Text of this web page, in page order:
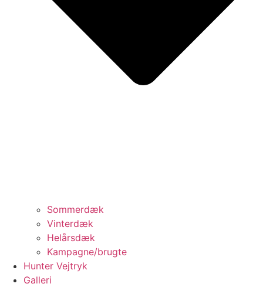
Sommerdæk
Vinterdæk
Helårsdæk
Kampagne/brugte
Hunter Vejtryk
Galleri